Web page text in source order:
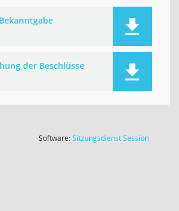
der Beschlüsse
Software:SitzungsdienstSession(Wird in